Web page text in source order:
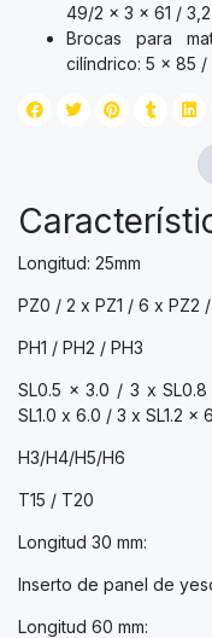
49/2 x 3 x 61 /
Brocas para
cilíndrico: 5 x 85 /
Longitud: 25mm
PZ0 / 2 x PZ1 / 6 x PZ2
PH1 / PH2 / PH3
SL0.5 x 3.0 / 3 x
SL1.0 x 6.0 / 3 x SL1.2 x
H3/H4/H5/H6
T15 / T20
Longitud 30 mm:
Inserto de panel de
Longitud 60 mm: